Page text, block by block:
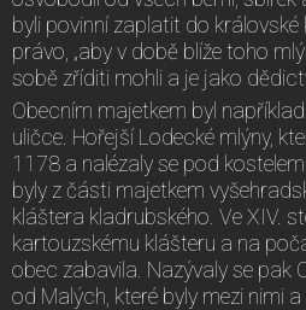
byli povinní zaplatit do královské
právo, „aby v době blíže toho
sobě zříditi mohli a je jako
Obecním majetkem byl
uličce. Hořejší Lodecké mlýny,
1178 a nalézaly se pod
byly z části majetkem
kláštera kladrubského. Ve XIV.
kartouzskému klášteru a na
obec zabavila. Nazývaly se pak
od Malých, které byly mezi nimi a